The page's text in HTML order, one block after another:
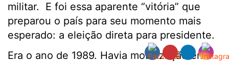
militar. E foi essa aparente “vitória” que
preparou o país para seu momento mais
esperado: a eleição direta para presidente.
Era o ano de 1989. Havia mobilização em